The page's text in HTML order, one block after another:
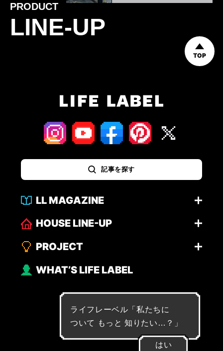
PRODUCT
LINE-UP
TOP
記事を探す
LL MAGAZINE
HOUSE LINE-UP
PROJECT
WHAT’S LIFE LABEL
ライフレーベル「私たち に
ついて も っ と 知 り た い … ？ 」
はい